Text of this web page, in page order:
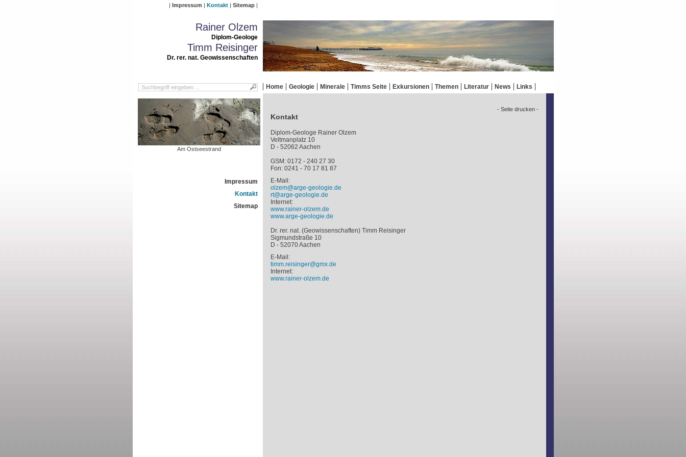
Impressum Kontakt Sitemap
Rainer Olzem
Diplom-Geologe
Timm Reisinger
Dr. rer. nat. Geowissenschaften
Home Geologie Minerale Timms Seite Exkursionen Themen Literatur News Links
Am Ostseestrand
Impressum
Kontakt
Sitemap
- Seite drucken -
Kontakt
Diplom-Geologe Rainer Olzem
Veltmanplatz 10
D - 52062 Aachen
GSM: 0172 - 240 27 30
Fon: 0241 - 70 17 81 87
E-Mail:
olzem@arge-geologie.de
rt@arge-geologie.de
Internet:
www.rainer-olzem.de
www.arge-geologie.de
Dr. rer. nat. (Geowissenschaften) Timm Reisinger
Sigmundstraße 10
D - 52070 Aachen
E-Mail:
timm.reisinger@gmx.de
Internet:
www.rainer-olzem.de